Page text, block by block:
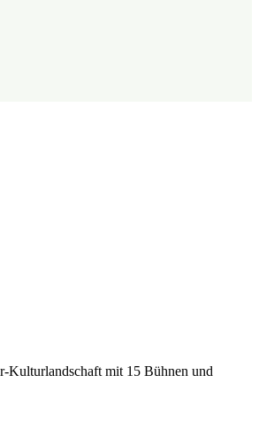
Kulturlandschaft mit 15 Bühnen und